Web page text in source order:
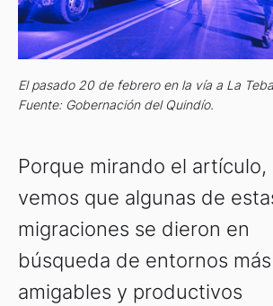
El pasado 20 de febrero en la vía a La
Fuente: Gobernación del Quindío.
Porque mirando el artículo,
vemos que algunas de
migraciones se dieron en
búsqueda de entornos más
amigables y productivos